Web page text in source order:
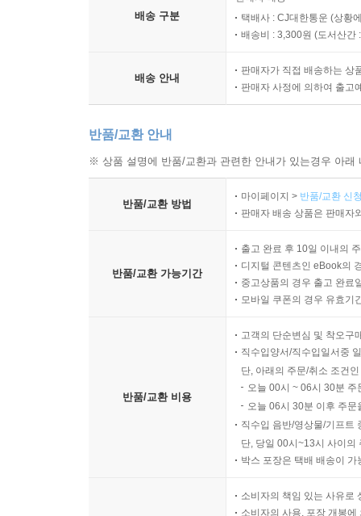
배송 구분
택배사 : CJ대한통운 (상황
배송비 : 3,300원 (도서산간
배송 안내
판매자가 직접 배송하는 상
판매자 사정에 의하여 출고
반품/교환 안내
※ 상품 설명에 반품/교환과 관련한 안내가 있는경우 아
반품/교환 방법
마이페이지 > 반품/교환 신
판매자 배송 상품은 판매자
반품/교환 가능기간
출고 완료 후 10일 이내의
디지털 콘텐츠인 eBook의
중고상품의 경우 출고 완료
모바일 쿠폰의 경우 유효기
반품/교환 비용
고객의 단순변심 및 착오구
직수입양서/직수입일서중
단, 아래의 주문/취소 조건
오늘 00시 ~ 06시 30분
오늘 06시 30분 이후 주
직수입 음반/영상물/기프트
단, 당일 00시~13시 사이의
박스 포장은 택배 배송이
소비자의 책임 있는 사유로
소비자의 사용, 포장 개봉